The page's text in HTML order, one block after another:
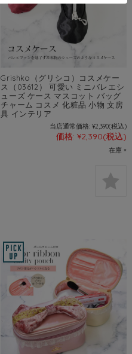
Grishko（グリシコ）コスメケー
ス（03612） 可愛い ミニバレエシ
ューズ ケース マスコット バッグ
チャーム コスメ 化粧品 小物 文房
具 インテリア
当店通常価格: ¥2,390(税込)
価格: ¥2,390(税込)
在庫 ×